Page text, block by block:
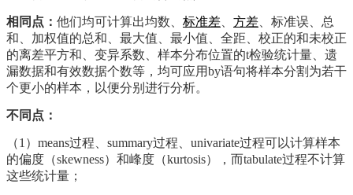
相同点： 他们均可计算出均数、 标准差 方差 、标准误、总
和、加权值的总和、最大值、最小值、全距、校正的和未校正
的离差平方和、变异系数、样本分布位置的t检验统计量、遗
漏数据和有效数据个数等，均可应用by语句将样本分割为若干
个更小的样本，以便分别进行分析。
不同点：
（1）means过程、summary过程、univariate过程可以计算样本
的偏度（skewness）和峰度（kurtosis），而tabulate过程不计算
这些统计量；